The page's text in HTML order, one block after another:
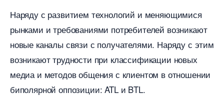
Наряду с развитием технологий и меняющимися
рынками и требованиями потребителей возникают
новые каналы связи с получателями. Наряду с этим
озникают трудности при классификации новых
медиа и методов общения с клиентом в отношении
иполярной оппозиции: ATL и BTL.